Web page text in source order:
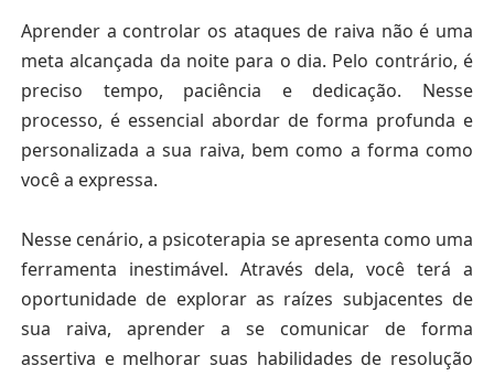
Aprender a controlar os ataques de raiva não é uma
meta alcançada da noite para o dia. Pelo contrário, é
preciso tempo, paciência e dedicação. Nesse
processo, é essencial abordar de forma profunda e
personalizada a sua raiva, bem como a forma como
você a expressa.
Nesse cenário,a psicoterapia se apresenta como uma
ferramenta inestimável. Através dela, você terá a
oportunidade de explorar as raízes subjacentes de
sua raiva, aprender a se comunicar de forma
assertiva e melhorar suas habilidades de resolução